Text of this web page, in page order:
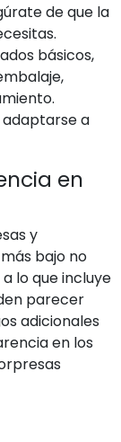
de que la
básicos,
a
en
y
bajo no
lo que incluye
parecer
adicionales
en los